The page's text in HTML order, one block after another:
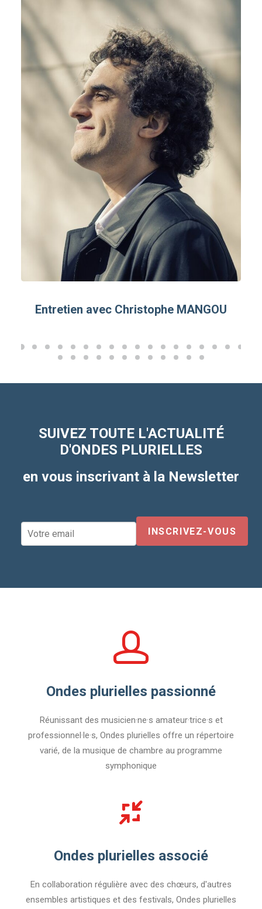
Entretien avec Christophe MANGOU
SUIVEZ TOUTE L'ACTUALITÉ
D'ONDES PLURIELLES
en vous inscrivant à la Newsletter
Ondes plurielles passionné
Réunissant des musicien·ne·s amateur·trice·s et
professionnel·le·s, Ondes plurielles offre un répertoire
varié, de la musique de chambre au programme
symphonique
Ondes plurielles associé
En collaboration régulière avec des chœurs, d'autres
ensembles artistiques et des festivals, Ondes plurielles